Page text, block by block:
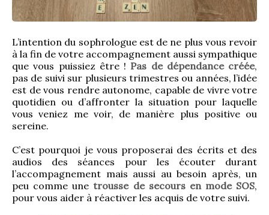
L’intention du sophrologue est de ne plus vous revoir
à la fin de votre accompagnement aussi sympathique
que vous puissiez être ! Pas de dépendance créée,
pas de suivi sur plusieurs trimestres ou années, l’idée
est de vous rendre autonome, capable de vivre votre
quotidien ou d’affronter la situation pour laquelle
vous veniez me voir, de manière plus positive ou
sereine.
C’est pourquoi je vous proposerai des écrits et des
audios des séances pour les écouter durant
l’accompagnement mais aussi au besoin après, un
peu comme une trousse de secours en mode SOS,
pour vous aider à réactiver les acquis de votre suivi.